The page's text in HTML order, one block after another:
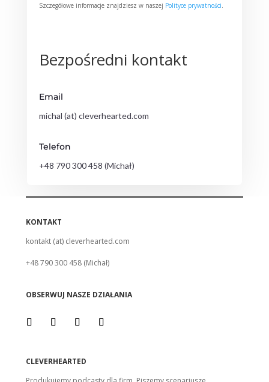
Szczegółowe informacje znajdziesz w naszej Polityce prywatności
Bezpośredni kontakt
Email
michal (at) cleverhearted.com
Telefon
+48 790 300 458 (Michał)
KONTAKT
kontakt (at) cleverhearted.com
+48 790 300 458 (Michał)
OBSERWUJ NASZE DZIAŁANIA
CLEVERHEARTED